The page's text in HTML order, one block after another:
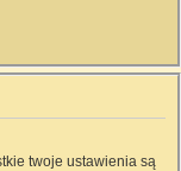
twoje ustawienia są